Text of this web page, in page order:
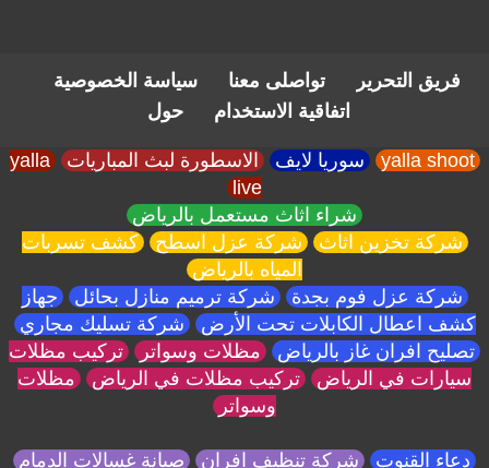
فريق التحرير تواصلى معنا
سياسة الخصوصية
اتفاقية الاستخدام
حول
yalla shoot سوريا لايف الاسطورة لبث المباريات yalla
live
شراء اثاث مستعمل بالرياض
شركة تخزين اثاث شركة عزل اسطح كشف تسربات
المياه بالرياض
شركة عزل فوم بجدة شركة ترميم منازل بحائل جهاز
كشف اعطال الكابلات تحت الأرض شركة تسليك مجاري
تصليح افران غاز بالرياض مظلات وسواتر تركيب مظلات
سيارات في الرياض تركيب مظلات في الرياض مظلات
وسواتر
دعاء القنوت شركة تنظيف افران صيانة غسالات الدمام